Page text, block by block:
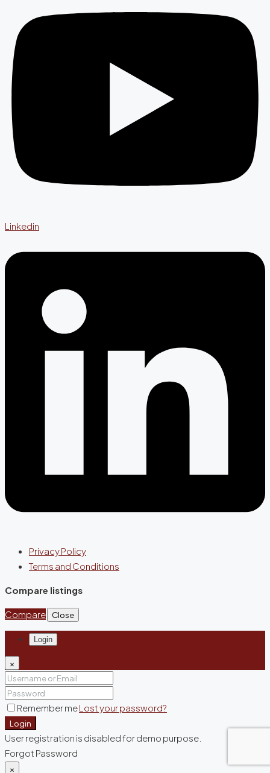
Linkedin
Privacy Policy
Terms and Conditions
Compare listings
Compare Close
Login
×
Remember meLost your password?
Login
User registration is disabled for demo purpose.
Forgot Password
×